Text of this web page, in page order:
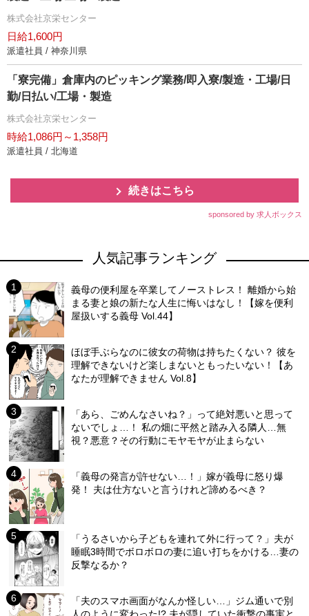
株式会社京栄センター
日給1,600円
派遣社員 / 神奈川県
「寮完備」倉庫内のピッキング業務/即入寮/製造・工場/日
勤/日払い/工場・製造
株式会社京栄センター
時給1,086円～1,358円
派遣社員 / 北海道
続きはこちら
sponsored by 求人ボックス
人気記事ランキング
義母の便利屋を卒業してノーストレス！ 離婚から始
まる妻と娘の新たな人生に悔いはなし！【嫁を便利
屋扱いする義母 Vol.44】
ほぼ手ぶらなのに彼女の荷物は持ちたくない？ 彼を
理解できないけど楽しまないともったいない！【あ
なたが理解できません Vol.8】
「あら、ごめんなさいね？」って絶対悪いと思って
ないでしょ…！ 私の畑に平然と踏み入る隣人…無
視？悪意？その行動にモヤモヤが止まらない
「義母の発言が許せない…！」嫁が義母に怒り爆
発！ 夫は仕方ないと言うけれど諦めるべき？
「うるさいから子どもを連れて外に行って？」夫が
睡眠3時間でボロボロの妻に追い打ちをかける…妻の
反撃なるか？
「夫のスマホ画面がなんか怪しい…」ジム通いで別